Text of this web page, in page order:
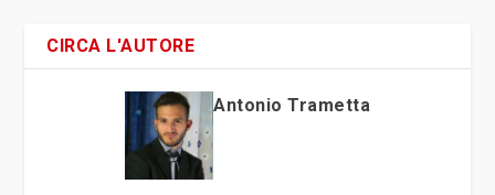
CIRCA L'AUTORE
Antonio Trametta